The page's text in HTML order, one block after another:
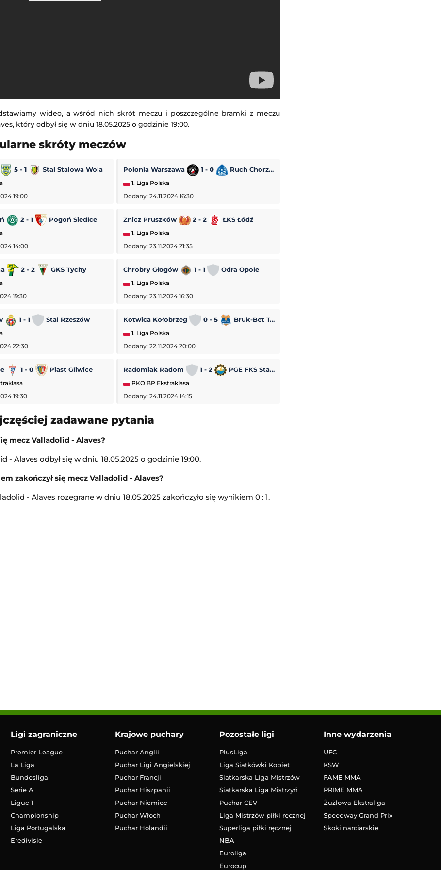
Koszykówka 3x3
Czornomoreć Odessa
Transmisja
3. Liga Polska
wideo, a wśród nich skrót meczu i poszczególne bramki z meczu
który odbył się w dniu 18.05.2025 o godzinie 19:00.
skróty meczów
5 - 1 Stal Stalowa Wola
19:00
Polonia Warszawa 1 - 0 Ruch Chorzów
1. Liga Polska
Dodany: 24.11.2024 16:30
2 - 1 Pogoń Siedlce
14:00
Znicz Pruszków 2 - 2 ŁKS Łódź
1. Liga Polska
Dodany: 23.11.2024 21:35
2 - 2 GKS Tychy
19:30
Chrobry Głogów 1 - 1 Odra Opole
1. Liga Polska
Dodany: 23.11.2024 16:30
1 - 1 Stal Rzeszów
22:30
Kotwica Kołobrzeg 0 - 5 Bruk-Bet Termalica Nieciecza
1. Liga Polska
Dodany: 22.11.2024 20:00
1 - 0 Piast Gliwice
19:30
Radomiak Radom 1 - 2 PGE FKS Stal Mielec
PKO BP Ekstraklasa
Dodany: 24.11.2024 14:15
zadawane pytania
mecz Valladolid - Alaves?
- Alaves odbył się w dniu 18.05.2025 o godzinie 19:00.
zakończył się mecz Valladolid - Alaves?
- Alaves rozegrane w dniu 18.05.2025 zakończyło się wynikiem 0 : 1.
Ligi zagraniczne
Premier League
La Liga
Bundesliga
Serie A
Ligue 1
Championship
Liga Portugalska
Eredivisie
Krajowe puchary
Puchar Anglii
Puchar Ligi Angielskiej
Puchar Francji
Puchar Hiszpanii
Puchar Niemiec
Puchar Włoch
Puchar Holandii
Pozostałe ligi
PlusLiga
Liga Siatkówki Kobiet
Siatkarska Liga Mistrzów
Siatkarska Liga Mistrzyń
Puchar CEV
Liga Mistrzów piłki ręcznej
Superliga piłki ręcznej
NBA
Euroliga
Eurocup
Inne wydarzenia
UFC
KSW
FAME MMA
PRIME MMA
Żużlowa Ekstraliga
Speedway Grand Prix
Skoki narciarskie